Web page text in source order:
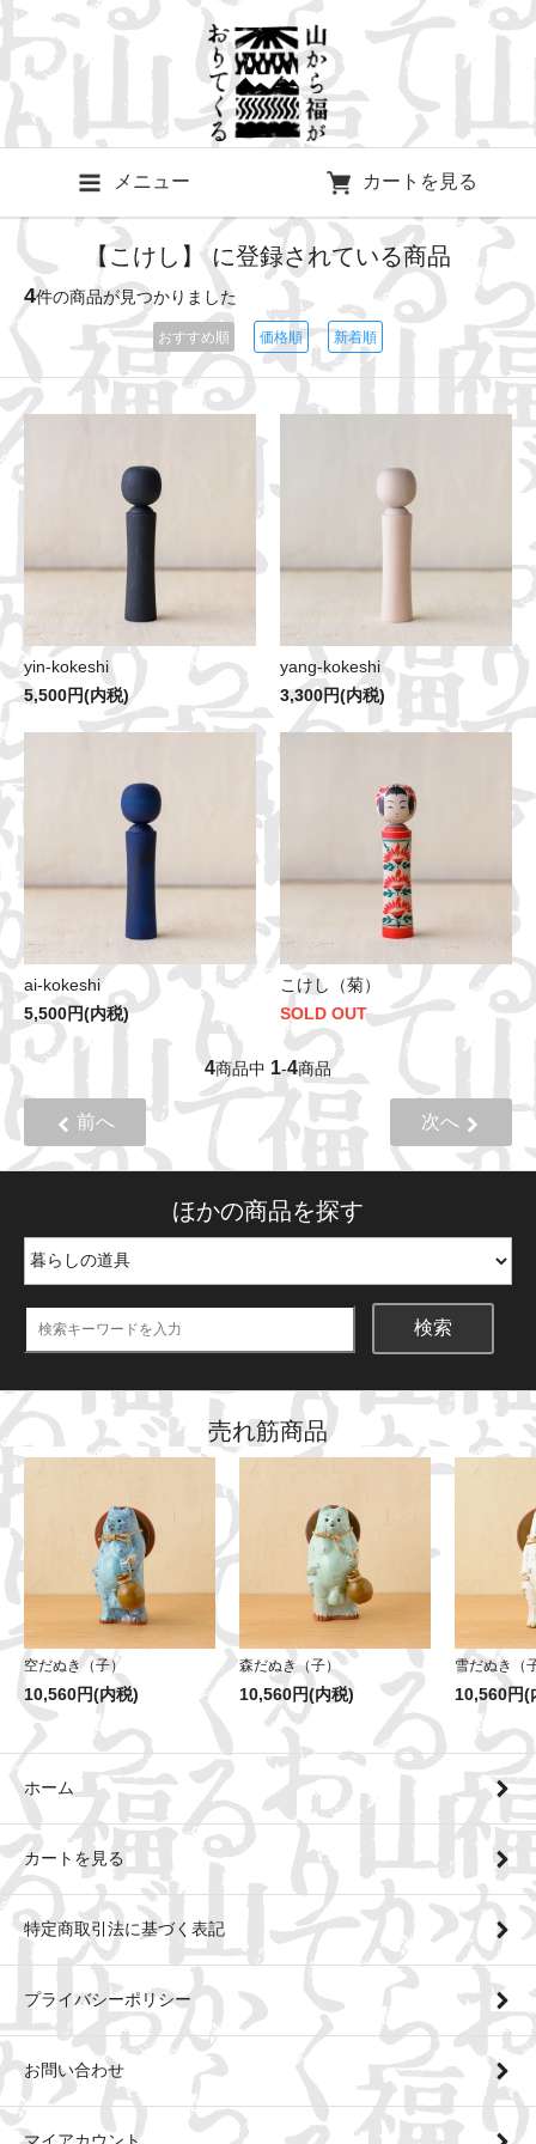
メニュー カートを見る
【こけし】 に登録されている商品
4件の商品が見つかりました
おすすめ順 価格順 新着順
yin-kokeshi
5,500円(内税)
yang-kokeshi
3,300円(内税)
ai-kokeshi
5,500円(内税)
こけし（菊）
SOLD OUT
4商品中 1-4商品
前へ 次へ
ほかの商品を探す
検索
売れ筋商品
空だぬき（子）
10,560円(内税)
森だぬき（子）
10,560円(内税)
雪だぬき（
10,560円(
ホーム
カートを見る
特定商取引法に基づく表記
プライバシーポリシー
お問い合わせ